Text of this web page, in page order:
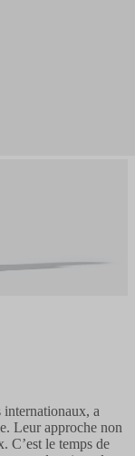
a
Leur approche non
C’est le temps de